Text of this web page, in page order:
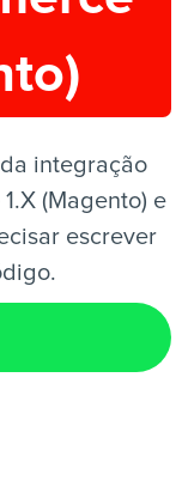
integração
(Magento) e
escrever